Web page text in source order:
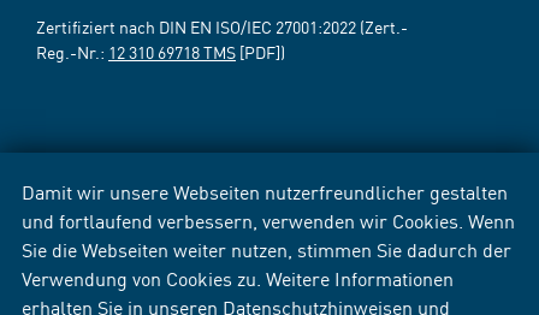
Damit wir unsere Webseiten nutzerfreundlicher gestalten
und fortlaufend verbessern, verwenden wir Cookies. Wenn
Sie die Webseiten weiter nutzen, stimmen Sie dadurch der
Verwendung von Cookies zu. Weitere Informationen
erhalten Sie in unseren Datenschutzhinweisen und
Zertifiziert nach DIN EN ISO/IEC 27001:2022 (Zert.-
Reg.-Nr.: 12 310 69718 TMS [PDF])